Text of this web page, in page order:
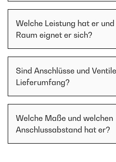
Welche Leistung hat er
Raum eignet er sich?
Sind Anschlüsse und
Lieferumfang?
Welche Maße und welchen
Anschlussabstand hat er?